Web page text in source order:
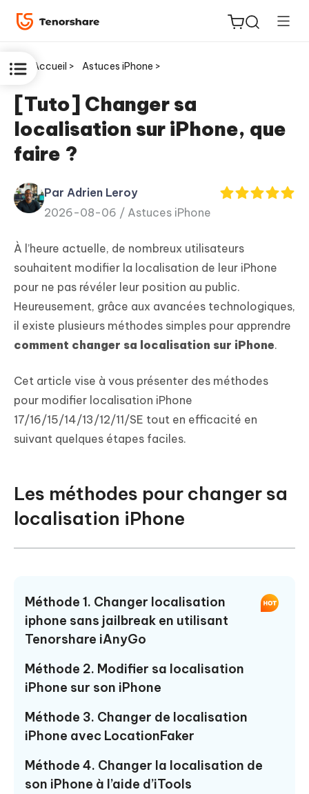
ReiBoot
for iOS
PDNob
PDF
New
iAnyGo
Accueil > Astuces iPhone >
[Tuto] Changer sa
localisation sur iPhone, que
faire ?
Par Adrien Leroy
2026-08-06 / Astuces iPhone
À l’heure actuelle, de nombreux utilisateurs
souhaitent modifier la localisation de leur iPhone
pour ne pas révéler leur position au public.
Heureusement, grâce aux avancées technologiques,
il existe plusieurs méthodes simples pour apprendre
comment changer sa localisation sur iPhone.
Cet article vise à vous présenter des méthodes
pour modifier localisation iPhone
17/16/15/14/13/12/11/SE tout en efficacité en
suivant quelques étapes faciles.
Les méthodes pour changer sa
localisation iPhone
Méthode 1. Changer localisation
iphone sans jailbreak en utilisant
Tenorshare iAnyGo
Méthode 2. Modifier sa localisation
iPhone sur son iPhone
Méthode 3. Changer de localisation
iPhone avec LocationFaker
Méthode 4. Changer la localisation de
son iPhone à l’aide d’iTools